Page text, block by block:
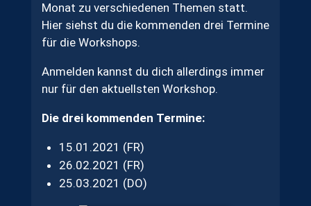
Monat zu verschiedenen Themen statt.
Hier siehst du die kommenden drei Termine
für die Workshops.
Anmelden kannst du dich allerdings immer
nur für den aktuellsten Workshop.
Die drei kommenden Termine:
15.01.2021 (FR)
26.02.2021 (FR)
25.03.2021 (DO)